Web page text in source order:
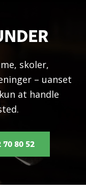
skoler,
– uanset
at handle
70 80 52